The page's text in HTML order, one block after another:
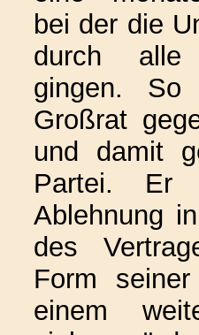
bei der die
durch alle
gingen.
Großrat
und damit
Partei. Er
Ablehnung
des
Form
einem